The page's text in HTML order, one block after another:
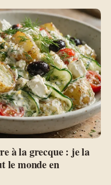
à la grecque : je la
le monde en